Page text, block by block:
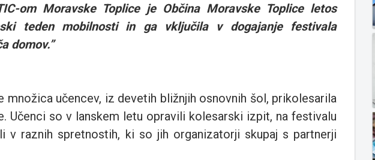
om Moravske Toplice je Občina Moravske Toplice letos
teden mobilnosti in ga vključila v dogajanje festivala
domov.”
množica učencev, iz devetih bližnjih osnovnih šol, prikolesarila
Učenci so v lanskem letu opravili kolesarski izpit, na festivalu
v raznih spretnostih, ki so jih organizatorji skupaj s partnerji